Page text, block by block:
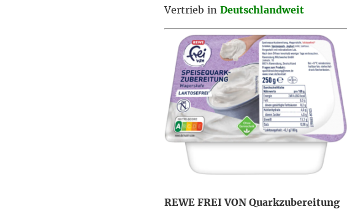
Vertrieb in Deutschlandweit
REWE FREI VON Quarkzubereitung